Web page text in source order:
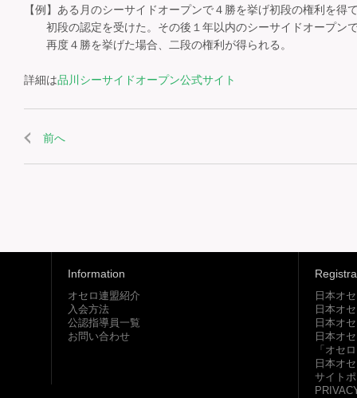
【例】ある月のシーサイドオープンで４勝を挙げ初段の権利を得
初段の認定を受けた。その後１年以内のシーサイドオープン
再度４勝を挙げた場合、二段の権利が得られる。
詳細は品川シーサイドオープン公式サイト
前へ
Information
オセロ連盟紹介
入会方法
公認指導員一覧
お問い合わせ
日本オ
日本オ
日本オ
日本オ
「オセ
日本オ
サイト